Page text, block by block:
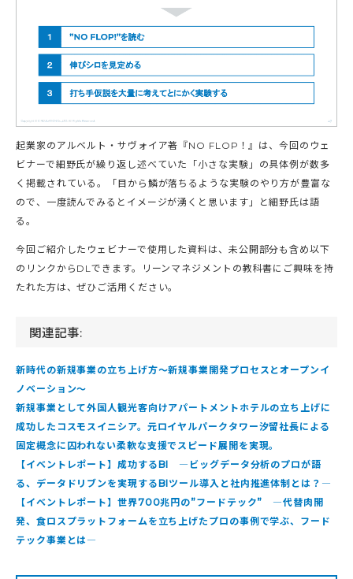
起業家のアルベルト・サヴォイア著『NO FLOP！』は、今回のウェ
ビナーで細野氏が繰り返し述べていた「小さな実験」の具体例が数多
く掲載されている。「目から鱗が落ちるような実験のやり方が豊富な
ので、一度読んでみるとイメージが湧くと思います」と細野氏は語
る。
今回ご紹介したウェビナーで使用した資料は、未公開部分も含め以下
のリンクからDLできます。リーンマネジメントの教科書にご興味を持
たれた方は、ぜひご活用ください。
関連記事:
新時代の新規事業の立ち上げ方〜新規事業開発プロセスとオープンイ
ノベーション〜
新規事業として外国人観光客向けアパートメントホテルの立ち上げに
成功したコスモスイニシア。元ロイヤルパークタワー汐留社長による
固定概念に囚われない柔軟な支援でスピード展開を実現。
【イベントレポート】成功するBI ―ビッグデータ分析のプロが語
る、データドリブンを実現するBIツール導入と社内推進体制とは？―
【イベントレポート】世界700兆円の”フードテック” ―代替肉開
発、食ロスプラットフォームを立ち上げたプロの事例で学ぶ、フード
テック事業とは―